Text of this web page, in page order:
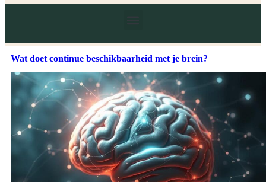
Wat doet continue beschikbaarheid met je brein?